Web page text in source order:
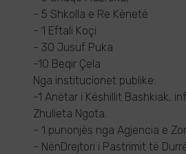
- 5 Shkolla e Re Kënetë
- 1 Eftali Koçi
- 30 Jusuf Puka
-10 Beqir Çela
Nga institucionet publike:
-1 Anëtar i Këshillit Bashkiak,
Zhulieta Ngota.
- 1 punonjës nga Agjencia e
- NënDrejtori i Pastrimit të